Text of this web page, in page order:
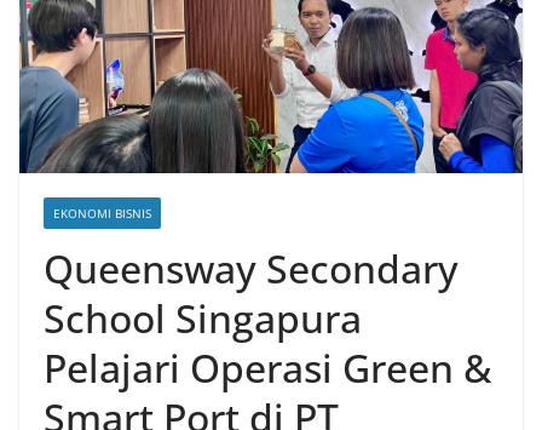
EKONOMI BISNIS
Queensway Secondary
School Singapura
Pelajari Operasi Green &
Smart Port di PT